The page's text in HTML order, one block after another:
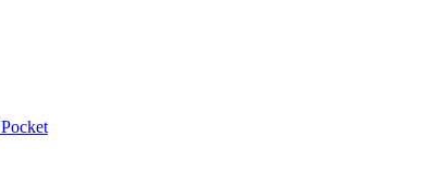
Pocket